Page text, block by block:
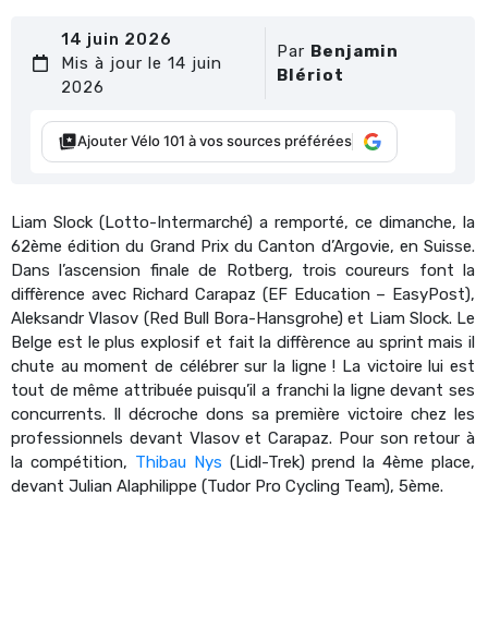
14 juin 2026
Mis à jour le 14 juin
2026
Par Benjamin
Blériot
Ajouter Vélo 101 à vos sources préférées
Liam Slock (Lotto-Intermarché) a remporté, ce dimanche, la
62ème édition du Grand Prix du Canton d’Argovie, en Suisse.
Dans l’ascension finale de Rotberg, trois coureurs font la
diffèrence avec Richard Carapaz (EF Education – EasyPost),
Aleksandr Vlasov (Red Bull Bora-Hansgrohe) et Liam Slock. Le
Belge est le plus explosif et fait la diffèrence au sprint mais il
chute au moment de célébrer sur la ligne ! La victoire lui est
tout de même attribuée puisqu’il a franchi la ligne devant ses
concurrents. Il décroche dons sa première victoire chez les
professionnels devant Vlasov et Carapaz. Pour son retour à
la compétition, Thibau Nys (Lidl-Trek) prend la 4ème place,
devant Julian Alaphilippe (Tudor Pro Cycling Team), 5ème.